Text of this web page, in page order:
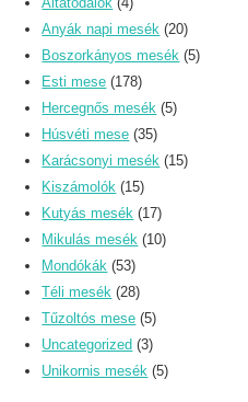
Anyák napi mesék (20)
Boszorkányos mesék (5)
Esti mese (178)
Hercegnős mesék (5)
Húsvéti mese (35)
Karácsonyi mesék (15)
Kiszámolók (15)
Kutyás mesék (17)
Mikulás mesék (10)
Mondókák (53)
Téli mesék (28)
Tűzoltós mese (5)
Uncategorized (3)
Unikornis mesék (5)